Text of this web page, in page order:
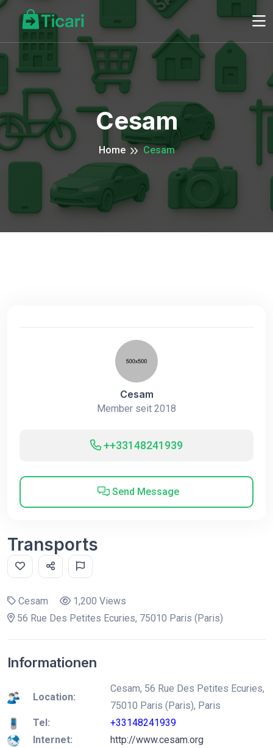
Cesam
Home Cesam
Cesam
Member seit 2018
++33148241939
Send Message
Transports
Cesam
1,200 Views
56 Rue Des Petites Ecuries, 75010 Paris (Paris)
Informationen
Location:
Cesam, 56 Rue Des Petites Ecuries,
75010 Paris (Paris), Paris
Tel:
+33148241939
Internet:
http://www.cesam.org